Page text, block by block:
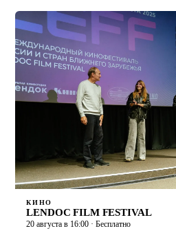
КИНО
LENDOC FILM FESTIVAL
20 августа в 16:00 · Бесплатно